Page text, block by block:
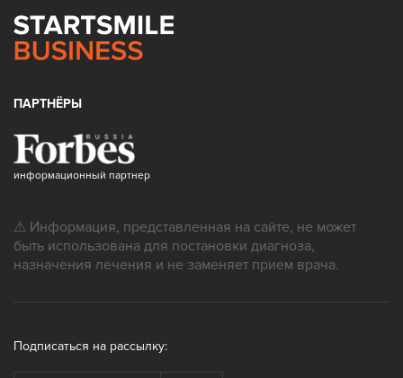
ПАРТНЁРЫ
информационный партнер
⚠ Информация, представленная на сайте, не может
быть использована для постановки диагноза,
назначения лечения и не заменяет прием врача.
Подписаться на рассылку: